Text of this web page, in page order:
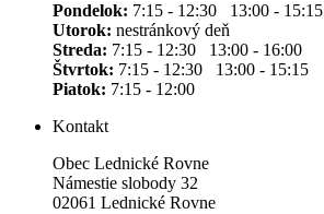
Pondelok: 7:15 - 12:30 13:00 - 15:15
Utorok: nestránkový deň
Streda: 7:15 - 12:30 13:00 - 16:00
Štvrtok: 7:15 - 12:30 13:00 - 15:15
Piatok: 7:15 - 12:00
Kontakt
Obec Lednické Rovne
Námestie slobody 32
02061 Lednické Rovne